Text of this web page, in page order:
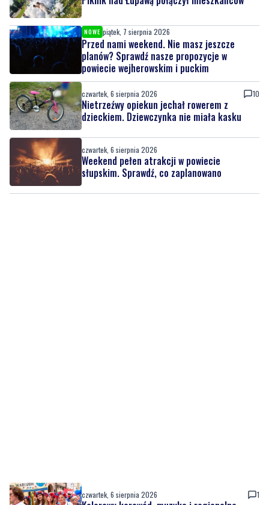
NOWE piątek, 7 sierpnia 2026
Piknik nad Łupawą połączył mieszkańców
piątek, 7 sierpnia 2026
Przed nami weekend. Nie masz jeszcze
planów? Sprawdź nasze propozycje w
powiecie wejherowskim i puckim
czwartek, 6 sierpnia 2026 10
Nietrzeźwy opiekun jechał rowerem z
dzieckiem. Dziewczynka nie miała kasku
czwartek, 6 sierpnia 2026